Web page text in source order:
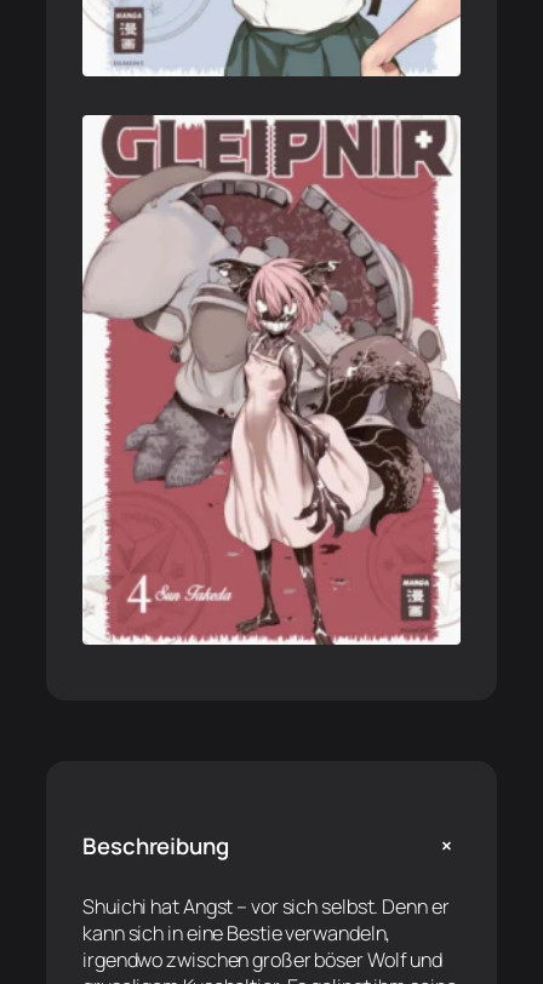
Beschreibung +
Shuichi hat Angst – vor sich selbst. Denn er
kann sich in eine Bestie verwandeln,
irgendwo zwischen großer böser Wolf und